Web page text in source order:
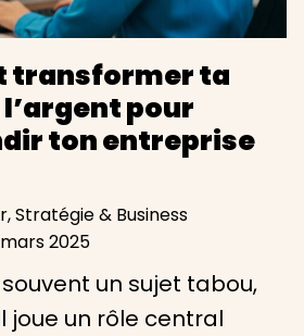
transformer ta
pour
ton entreprise
,Stratégie & Business
mars 2025
souvent un sujet tabou,
joue un rôle central